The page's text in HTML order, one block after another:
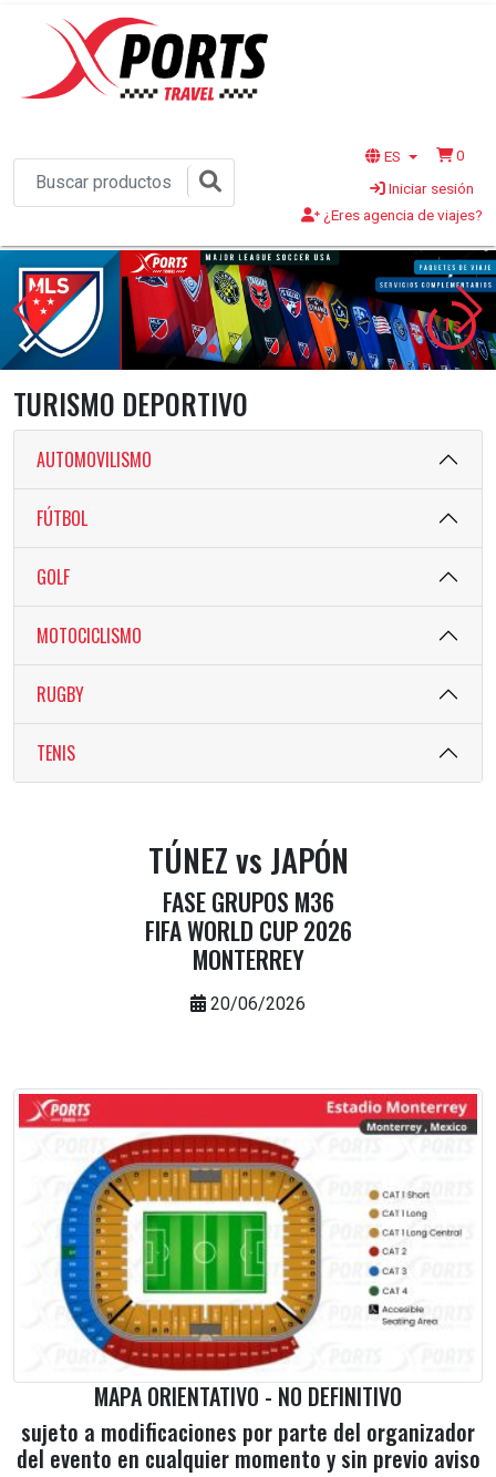
ES
0
Iniciar sesión
¿Eres agencia de viajes?
1s
TURISMO DEPORTIVO
AUTOMOVILISMO
FÚTBOL
GOLF
MOTOCICLISMO
RUGBY
TENIS
TÚNEZ vs JAPÓN
FASE GRUPOS M36
FIFA WORLD CUP 2026
MONTERREY
20/06/2026
MAPA ORIENTATIVO - NO DEFINITIVO
sujeto a modificaciones por parte del organizador
del evento en cualquier momento y sin previo aviso